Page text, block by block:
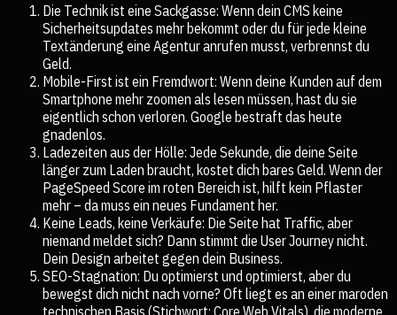
Die Technik ist eine Sackgasse: Wenn dein CMS keine
Sicherheitsupdates mehr bekommt oder du für jede kleine
Textänderung eine Agentur anrufen musst, verbrennst du
Geld.
Mobile-First ist ein Fremdwort: Wenn deine Kunden auf dem
Smartphone mehr zoomen als lesen müssen, hast du sie
eigentlich schon verloren. Google bestraft das heute
gnadenlos.
Ladezeiten aus der Hölle: Jede Sekunde, die deine Seite
länger zum Laden braucht, kostet dich bares Geld. Wenn der
PageSpeed Score im roten Bereich ist, hilft kein Pflaster
mehr – da muss ein neues Fundament her.
Keine Leads, keine Verkäufe: Die Seite hat Traffic, aber
niemand meldet sich? Dann stimmt die User Journey nicht.
Dein Design arbeitet gegen dein Business.
SEO-Stagnation: Du optimierst und optimierst, aber du
bewegst dich nicht nach vorne? Oft liegt es an einer maroden
technischen Basis (Stichwort: Core Web Vitals), die moderne